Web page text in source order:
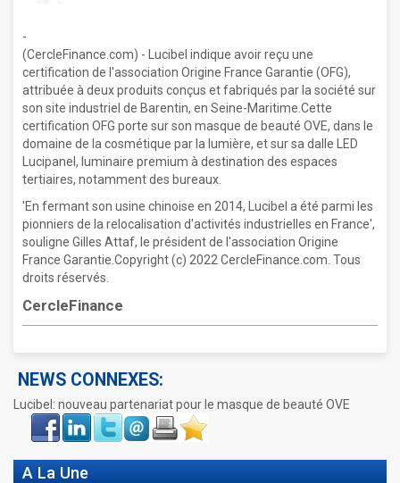
-
(CercleFinance.com) - Lucibel indique avoir reçu une
certification de l'association Origine France Garantie (OFG),
attribuée à deux produits conçus et fabriqués par la société sur
son site industriel de Barentin, en Seine-Maritime.Cette
certification OFG porte sur son masque de beauté OVE, dans le
domaine de la cosmétique par la lumière, et sur sa dalle LED
Lucipanel, luminaire premium à destination des espaces
tertiaires, notamment des bureaux.
'En fermant son usine chinoise en 2014, Lucibel a été parmi les
pionniers de la relocalisation d'activités industrielles en France',
souligne Gilles Attaf, le président de l'association Origine
France Garantie.Copyright (c) 2022 CercleFinance.com. Tous
droits réservés.
CercleFinance
NEWS CONNEXES:
Lucibel: nouveau partenariat pour le masque de beauté OVE
Face
book
LinkIn Twitter Envoyer ImprimerFavoris
A La Une